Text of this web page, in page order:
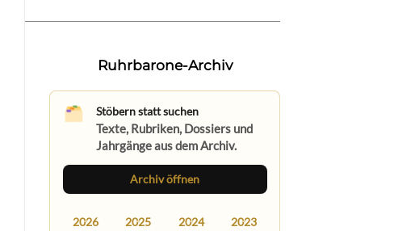
Ruhrbarone-Archiv
Stöbern statt suchen
Texte, Rubriken, Dossiers und
Jahrgänge aus dem Archiv.
Archiv öffnen
2026 2025 2024 2023